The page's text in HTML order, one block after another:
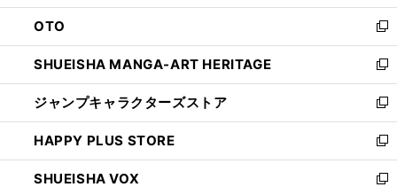
ウ
で
開
く
ン
ド
ウ
で
開
く
OTO
新
し
い
ウ
ィ
ン
ド
ウ
で
SHUEISHA MANGA-ART HERITAGE
新
し
い
ウ
ィ
ン
ド
ジャンプキャラクターズストア
新
し
い
ウ
ィ
HAPPY PLUS STORE
新
し
い
SHUEISHA VOX
新